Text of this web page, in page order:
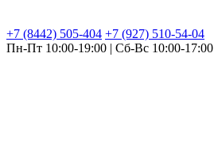
+7 (8442) 505-404 +7 (927) 510-54-04
Пн-Пт 10:00-19:00 | Сб-Вс 10:00-17:00